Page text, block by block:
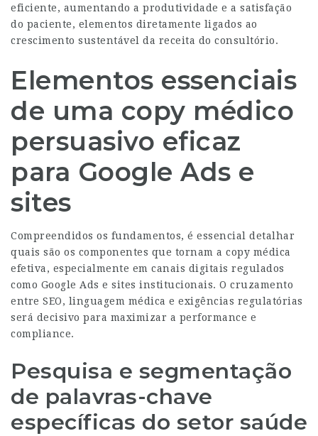
eficiente, aumentando a produtividade e a satisfação
do paciente, elementos diretamente ligados ao
crescimento sustentável da receita do consultório.
Elementos essenciais
de uma copy médico
persuasivo eficaz
para Google Ads e
sites
Compreendidos os fundamentos, é essencial detalhar
quais são os componentes que tornam a copy médica
efetiva, especialmente em canais digitais regulados
como Google Ads e sites institucionais. O cruzamento
entre SEO, linguagem médica e exigências regulatórias
será decisivo para maximizar a performance e
compliance.
Pesquisa e segmentação
de palavras-chave
específicas do setor saúde